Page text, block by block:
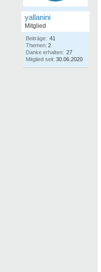
yallanini
Mitglied
Beiträge: 41
Themen: 2
Danke erhalten: 27
Mitglied seit: 30.06.2020